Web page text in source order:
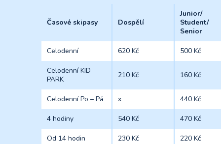
Časové skipasy Dospělí
Junior/
Student/
Senior
Celodenní 620 Kč 500 Kč
Celodenní KID
PARK
210 Kč 160 Kč
Celodenní Po – Pá x 440 Kč
4 hodiny 540 Kč 470 Kč
Od 14 hodin 230 Kč 220 Kč